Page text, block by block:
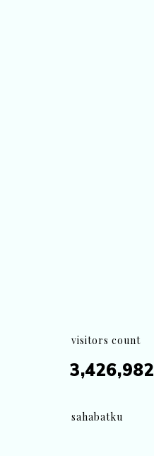
visitors count
3,426,982
sahabatku